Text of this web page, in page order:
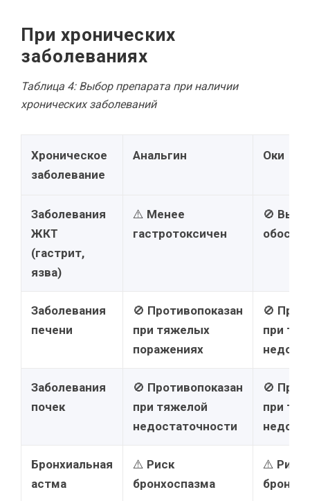
При хронических
заболеваниях
Таблица 4: Выбор препарата при наличии
хронических заболеваний
Хроническое
заболевание
Анальгин Оки
Заболевания
ЖКТ
(гастрит,
язва)
⚠️ Менее
гастротоксичен
🚫
Заболевания
печени
🚫 Противопоказан
при тяжелых
поражениях
🚫
при
Заболевания
почек
🚫 Противопоказан
при тяжелой
недостаточности
🚫
при
Бронхиальная
астма
⚠️ Риск
бронхоспазма
⚠️ Риск